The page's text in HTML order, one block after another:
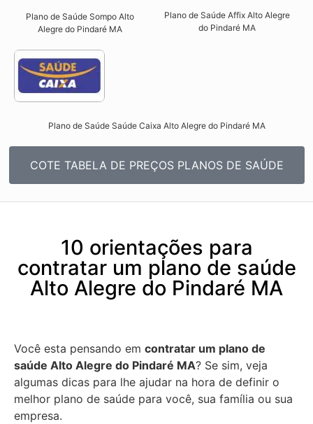
Plano de Saúde Sompo Alto
Alegre do Pindaré MA​
Plano de Saúde Affix Alto Alegre
do Pindaré MA​
Plano de Saúde Saúde Caixa Alto Alegre do Pindaré MA​
COTE TABELA DE PREÇOS PLANOS DE SAÚDE
10 orientações para
contratar um plano de saúde
Alto Alegre do Pindaré MA
Você esta pensando em contratar um plano de
saúde Alto Alegre do Pindaré MA? Se sim, veja
algumas dicas para lhe ajudar na hora de definir o
melhor plano de saúde para você, sua família ou sua
empresa.